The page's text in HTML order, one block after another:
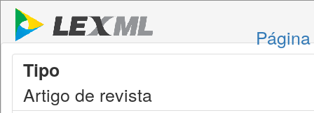
Tipo
Artigo de revista